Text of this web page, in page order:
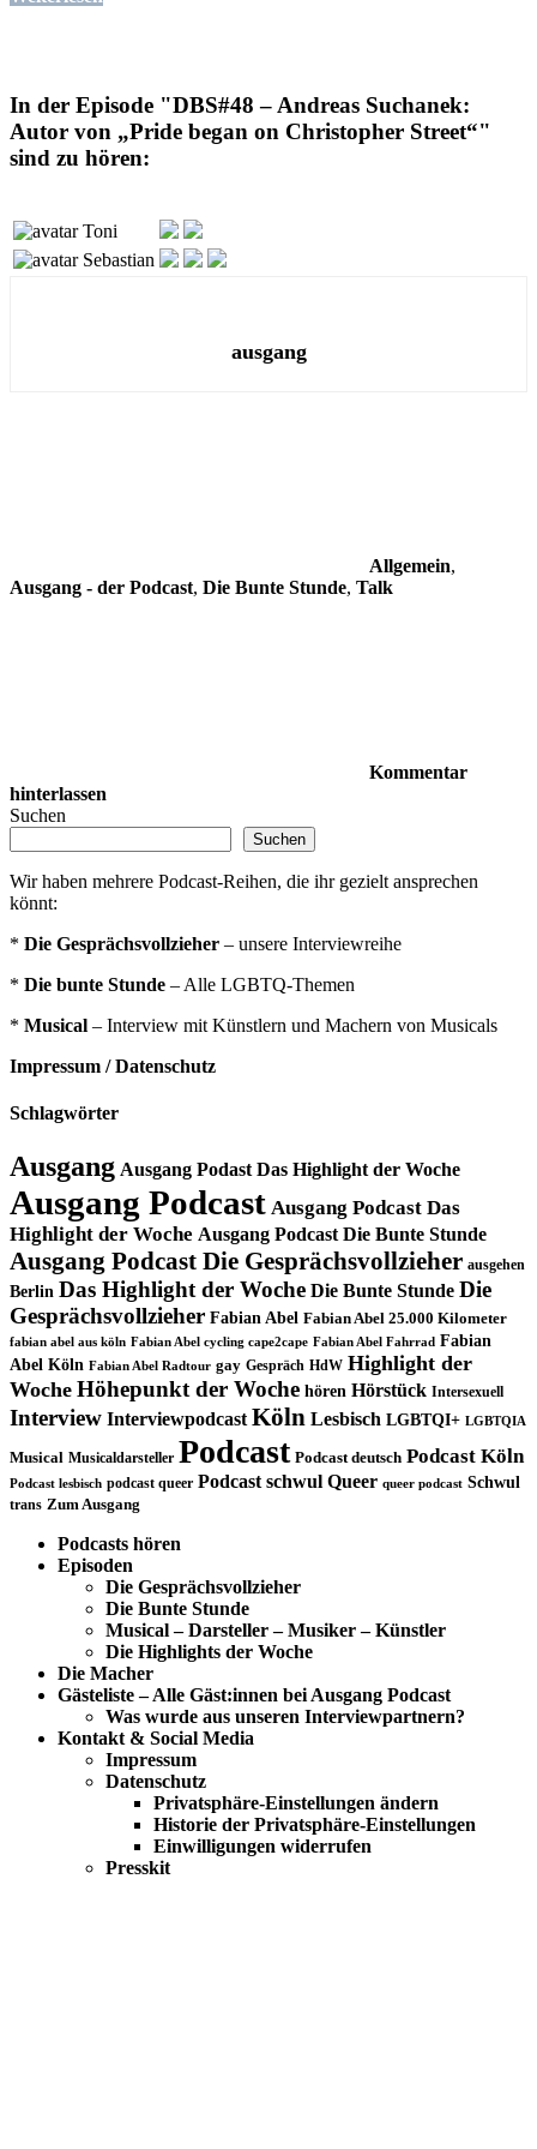
In der Episode "DBS#48 – Andreas Suchanek:
Autor von „Pride began on Christopher Street“"
sind zu hören:
Toni
Sebastian
ausgang
Allgemein,
Ausgang - der Podcast, Die Bunte Stunde, Talk
Kommentar
hinterlassen
Suchen
Suchen
Wir haben mehrere Podcast-Reihen, die ihr gezielt ansprechen
könnt:
* Die Gesprächsvollzieher – unsere Interviewreihe
* Die bunte Stunde – Alle LGBTQ-Themen
* Musical – Interview mit Künstlern und Machern von Musicals
Impressum / Datenschutz
Schlagwörter
Ausgang Ausgang Podast Das Highlight der Woche
Ausgang Podcast Ausgang Podcast Das
Highlight der Woche Ausgang Podcast Die Bunte Stunde
Ausgang Podcast Die Gesprächsvollzieher ausgehen
Berlin Das Highlight der Woche Die Bunte Stunde Die
Gesprächsvollzieher Fabian Abel Fabian Abel 25.000 Kilometer
fabian abel aus köln Fabian Abel cycling cape2cape Fabian Abel Fahrrad Fabian
Abel Köln Fabian Abel Radtour gay Gespräch HdW Highlight der
Woche Höhepunkt der Woche hören Hörstück Intersexuell
Interview Interviewpodcast Köln Lesbisch LGBTQI+ LGBTQIA
Musical Musicaldarsteller Podcast Podcast deutsch Podcast Köln
Podcast lesbisch podcast queer Podcast schwul Queer queer podcast Schwul
trans Zum Ausgang
Podcasts hören
Episoden
Die Gesprächsvollzieher
Die Bunte Stunde
Musical – Darsteller – Musiker – Künstler
Die Highlights der Woche
Die Macher
Gästeliste – Alle Gäst:innen bei Ausgang Podcast
Was wurde aus unseren Interviewpartnern?
Kontakt & Social Media
Impressum
Datenschutz
Privatsphäre-Einstellungen ändern
Historie der Privatsphäre-Einstellungen
Einwilligungen widerrufen
Presskit